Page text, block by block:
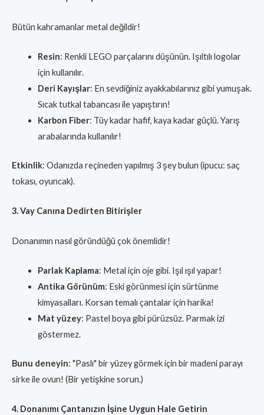
Bütün kahramanlar metal değildir!
Resin: Renkli LEGO parçalarını düşünün. Işıltılı logolar
için kullanılır.
Deri Kayışlar: En sevdiğiniz ayakkabılarınız gibi yumuşak.
Sıcak tutkal tabancası ile yapıştırın!
Karbon Fiber: Tüy kadar hafif, kaya kadar güçlü. Yarış
arabalarında kullanılır!
Etkinlik: Odanızda reçineden yapılmış 3 şey bulun (ipucu: saç
tokası, oyuncak).
3. Vay Canına Dedirten Bitirişler
Donanımın nasıl göründüğü çok önemlidir!
Parlak Kaplama: Metal için oje gibi. Işıl ışıl yapar!
Antika Görünüm: Eski görünmesi için sürtünme
kimyasalları. Korsan temalı çantalar için harika!
Mat yüzey: Pastel boya gibi pürüzsüz. Parmak izi
göstermez.
Bunu deneyin: "Paslı" bir yüzey görmek için bir madeni parayı
sirke ile ovun! (Bir yetişkine sorun.)
4. Donanımı Çantanızın İşine Uygun Hale Getirin